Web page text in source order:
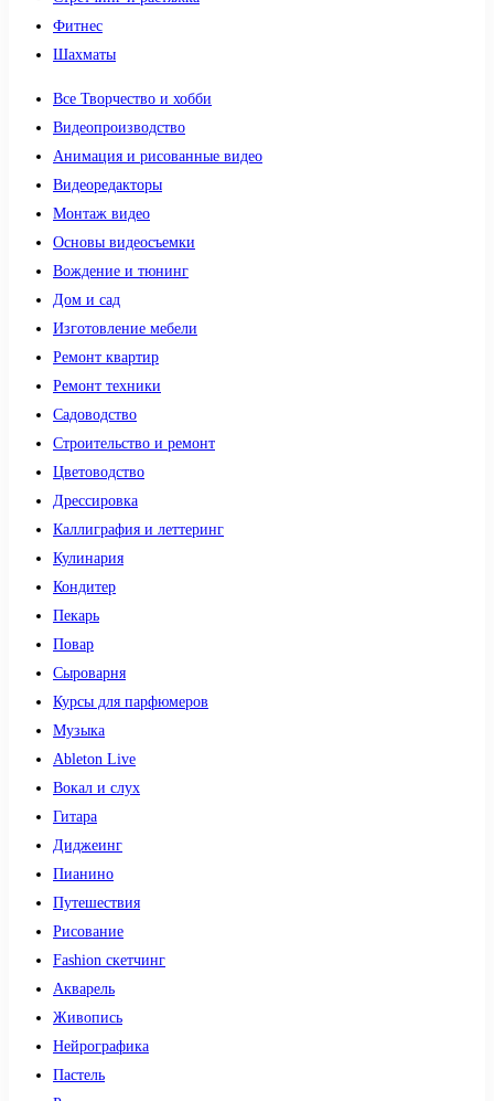
Фитнес
Шахматы
Все Творчество и хобби
Видеопроизводство
Анимация и рисованные видео
Видеоредакторы
Монтаж видео
Основы видеосъемки
Вождение и тюнинг
Дом и сад
Изготовление мебели
Ремонт квартир
Ремонт техники
Садоводство
Строительство и ремонт
Цветоводство
Дрессировка
Каллиграфия и леттеринг
Кулинария
Кондитер
Пекарь
Повар
Сыроварня
Курсы для парфюмеров
Музыка
Ableton Live
Вокал и слух
Гитара
Диджеинг
Пианино
Путешествия
Рисование
Fashion скетчинг
Акварель
Живопись
Нейрографика
Пастель